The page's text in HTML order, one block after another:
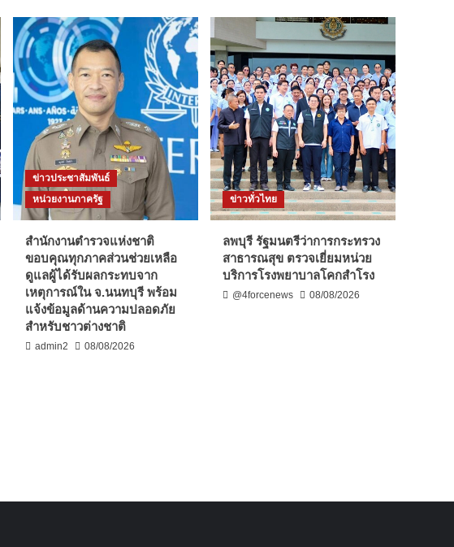
ข่าวประชาสัมพันธ์
หน่วยงานภาครัฐ
สำนักงานตำรวจแห่งชาติ
ขอบคุณทุกภาคส่วนช่วยเหลือ
ดูแลผู้ได้รับผลกระทบจาก
เหตุการณ์ใน จ.นนทบุรี พร้อม
แจ้งข้อมูลด้านความปลอดภัย
สำหรับชาวต่างชาติ
admin2 08/08/2026
ข่าวทั่วไทย
ลพบุรี รัฐมนตรีว่าการกระทรวง
สาธารณสุข ตรวจเยี่ยมหน่วย
บริการโรงพยาบาลโคกสำโรง
@4forcenews 08/08/2026